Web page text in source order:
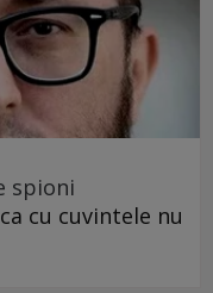
spioni
cu cuvintele nu